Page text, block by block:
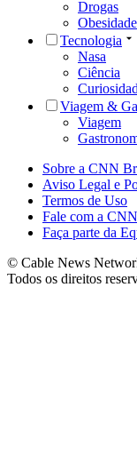
Drogas
Obesidade
Tecnologia
Nasa
Ciência
Viagem &
Viagem
Sobre a CNN
Aviso Legal e
Termos de Uso
Fale com a CNN
Faça parte da
© Cable News
Todos os direitos